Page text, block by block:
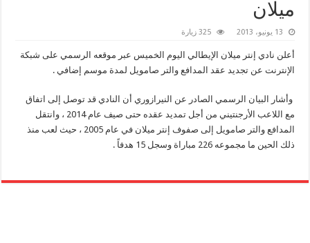
ميلان
13 يونيو، 2013 325 زيارة
أعلن نادي إنتر ميلان الإيطالي اليوم الخميس عبر موقعه الرسمي على شبكة
الإنترنت عن تجديد عقد المدافع والتر صامويل لمدة موسم إضافي .
وأشار البيان الرسمي الصادر عن النيرازوري أن النادي قد توصل إلى اتفاق
مع اللاعب الأرجنتيني من أجل تمديد عقده حتى صيف عام 2014 ، وانتقل
المدافع والتر صامويل إلى صفوف إنتر ميلان في عام 2005 ، حيث لعب منذ
ذلك الحين ما مجموعه 226 مباراة وسجل 15 هدفاً .